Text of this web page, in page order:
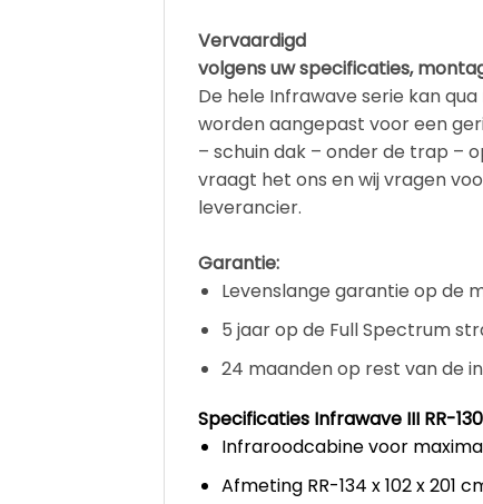
Vervaardigd
volgens uw specificaties,
De hele Infrawave serie kan
worden aangepast voor een
– schuin dak – onder de trap –
vraagt het ons en wij vragen
leverancier.
Garantie:
Levenslange garantie op de
5 jaar op de Full Spectrum
24 maanden op rest van de
Specificaties Infrawave III RR-130
Infraroodcabine voor
Afmeting RR-134 x 102 x 201